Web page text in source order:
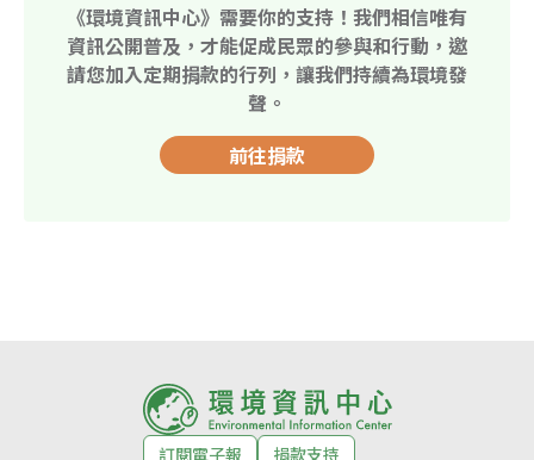
《環境資訊中心》需要你的支持！我們相信唯有
資訊公開普及，才能促成民眾的參與和行動，邀
請您加入定期捐款的行列，讓我們持續為環境發
聲。
前往捐款
訂閱電子報 捐款支持